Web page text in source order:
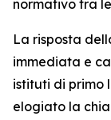
normativo tra
La risposta
immediata e
istituti di primo
elogiato la